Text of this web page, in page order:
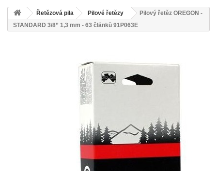
Řetězová pila Pilové řetězy
Pilový řetěz OREGON -
STANDARD 3/8” 1,3 mm - 63 článků 91P063E